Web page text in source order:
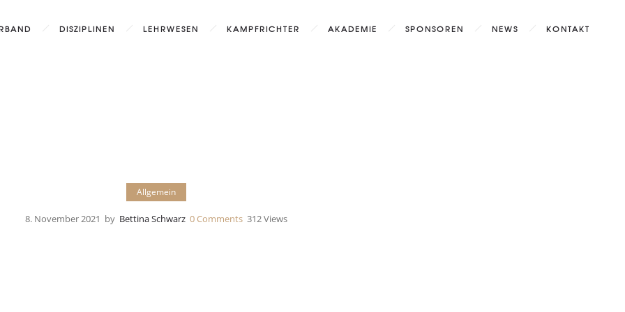
DISZIPLINEN LEHRWESEN KAMPFRICHTER AKADEMIE SPONSOREN NEWS KONTAKT
Allgemein
8. November 2021 by Bettina Schwarz 0Comments 312 Views